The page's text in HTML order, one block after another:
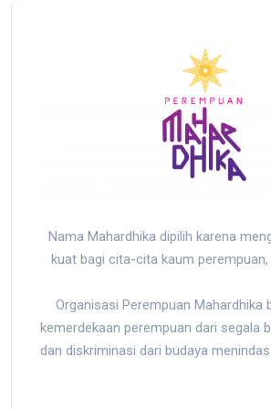
Nama Mahardhika dipilih karena
kuat bagi cita-cita kaum
Organisasi Perempuan Mahardhika
kemerdekaan perempuan dari segala
dan diskriminasi dari budaya